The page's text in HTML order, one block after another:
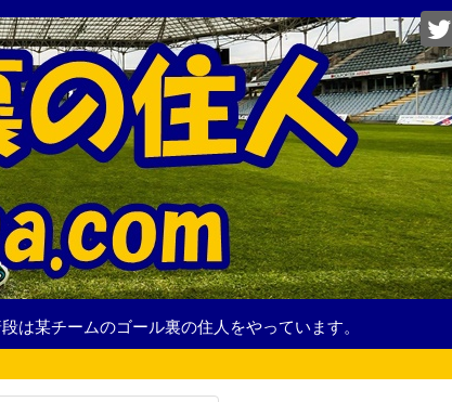
は某チームのゴール裏の住人をやっています。